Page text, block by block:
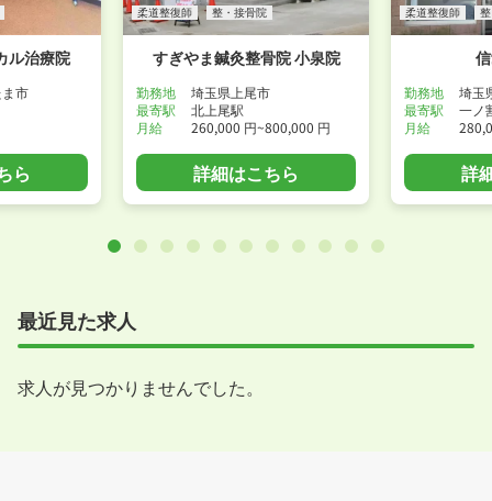
ル治療院
市
ら
柔道整復師 整・接骨院
すぎやま鍼灸整骨院 小泉院
勤務地
埼玉県上尾市
最寄駅
北上尾駅
月給
260,000 円~800,000 円
詳細はこちら
柔道整復師
勤務地
埼玉
最寄駅
一ノ
月給
詳
最近見た求人
求人が見つかりませんでした。